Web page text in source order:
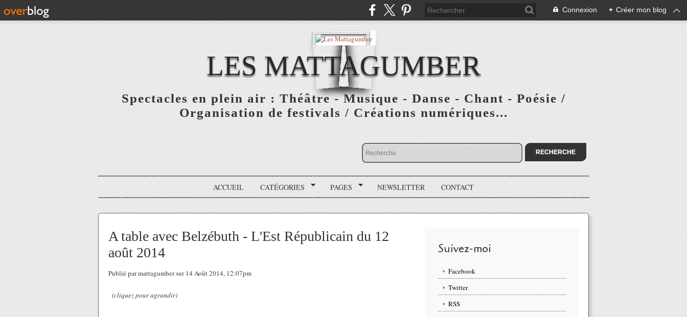
Connexion + Créer mon blog
LES MATTAGUMBER
Spectacles en plein air : Théâtre - Musique - Danse - Chant - Poésie /
Organisation de festivals / Créations numériques...
ACCUEIL CATÉGORIES PAGES NEWSLETTER CONTACT
A table avec Belzébuth - L'Est Républicain du 12
août 2014
Publié par mattagumber sur 14 Août 2014, 12:07pm
(cliquez pour agrandir)
Suivez-moi
Facebook
Twitter
RSS